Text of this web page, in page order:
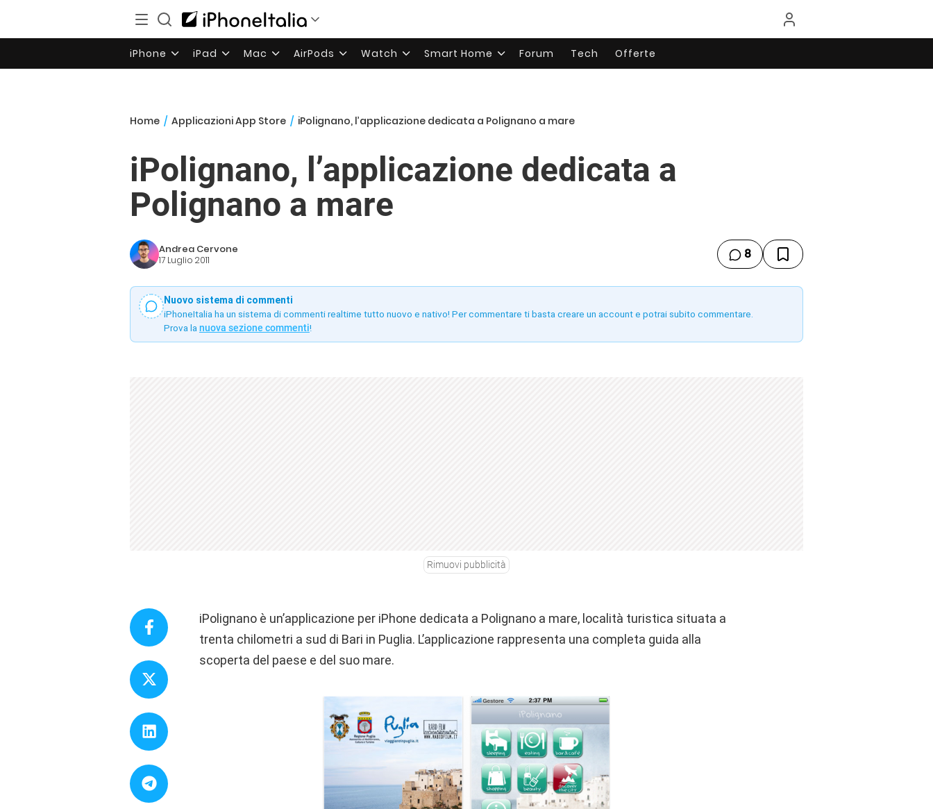
iPhone iPad Mac AirPods Watch Smart Home Forum Tech Offerte
Home / Applicazioni App Store / iPolignano, l’applicazione dedicata a Polignano a mare
iPolignano, l’applicazione dedicata a
Polignano a mare
Andrea Cervone
17 Luglio 2011 8
Nuovo sistema di commenti
iPhoneItalia ha un sistema di commenti realtime tutto nuovo e nativo! Per commentare ti basta creare un account e potrai subito commentare.
Prova la nuova sezione commenti!
Rimuovi pubblicità
iPolignano è un’applicazione per iPhone dedicata a Polignano a mare, località turistica situata a
trenta chilometri a sud di Bari in Puglia. L’applicazione rappresenta una completa guida alla
scoperta del paese e del suo mare.